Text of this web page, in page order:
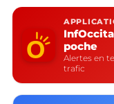
poche
Alertes en
trafic